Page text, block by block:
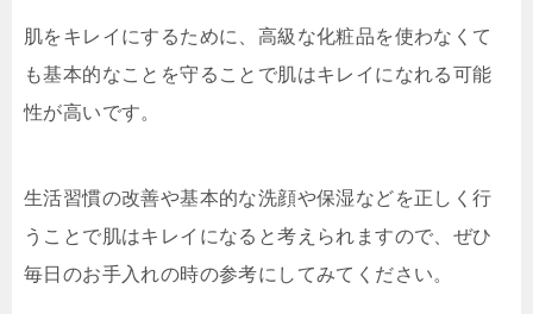
肌をキレイにするために、高級な化粧品を使わなくて
も基本的なことを守ることで肌はキレイになれる可能
性が高いです。
生活習慣の改善や基本的な洗顔や保湿などを正しく行
うことで肌はキレイになると考えられますので、ぜひ
毎日のお手入れの時の参考にしてみてください。